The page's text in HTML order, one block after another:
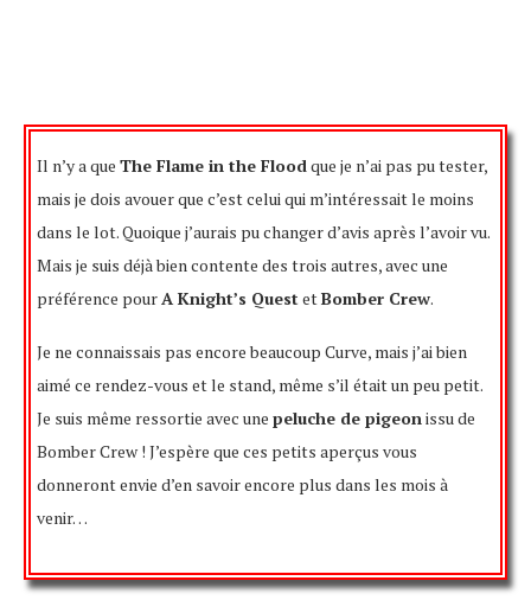
Il n’y a que The Flame in the Floodque je n’ai pas pu tester,
mais je dois avouer que c’est celui qui m’intéressait le moins
dans le lot. Quoique j’aurais pu changer d’avis après l’avoir vu.
Mais je suis déjà bien contente des trois autres, avec une
préférence pourA Knight’s Quest etBomber Crew.
Je ne connaissais pas encore beaucoup Curve, mais j’ai bien
aimé ce rendez-vous et le stand, même s’il était un peu petit.
Je suis même ressortie avec une peluche de pigeonissu de
Bomber Crew ! J’espère que ces petits aperçus vous
donneront envie d’en savoir encore plus dans les mois à
venir…